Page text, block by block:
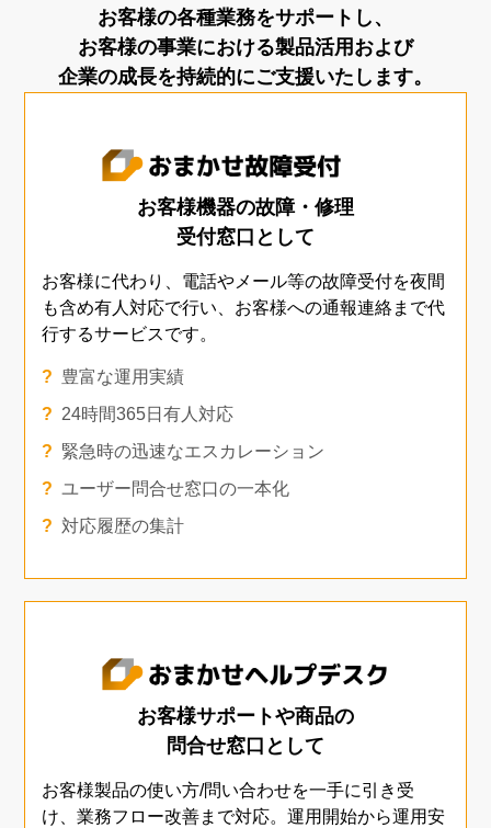
お客様の各種業務をサポートし、
お客様の事業における製品活用および
企業の成長を持続的にご支援いたします。
お客様機器の故障・修理
受付窓口として
お客様に代わり、電話やメール等の故障受付を夜間
も含め有人対応で行い、お客様への通報連絡まで代
行するサービスです。
豊富な運用実績
24時間365日有人対応
緊急時の迅速なエスカレーション
ユーザー問合せ窓口の一本化
対応履歴の集計
お客様サポートや商品の
問合せ窓口として
お客様製品の使い方/問い合わせを一手に引き受
け、業務フロー改善まで対応。運用開始から運用安